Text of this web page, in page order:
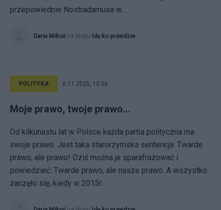
przepowiednie Nostradamusa w...
Daria Mikuś na blogu Idę ku prawdzie
POLITYKA 6.11.2025, 10:56
Moje prawo, twoje prawo...
Od kilkunastu lat w Polsce każda partia polityczna ma
swoje prawo. Jest taka starorzymska sentencja: Twarde
prawo, ale prawo! Dziś można je sparafrazować i
powiedzieć: Twarde prawo, ale nasze prawo. A wszystko
zaczęło się, kiedy w 2015r...